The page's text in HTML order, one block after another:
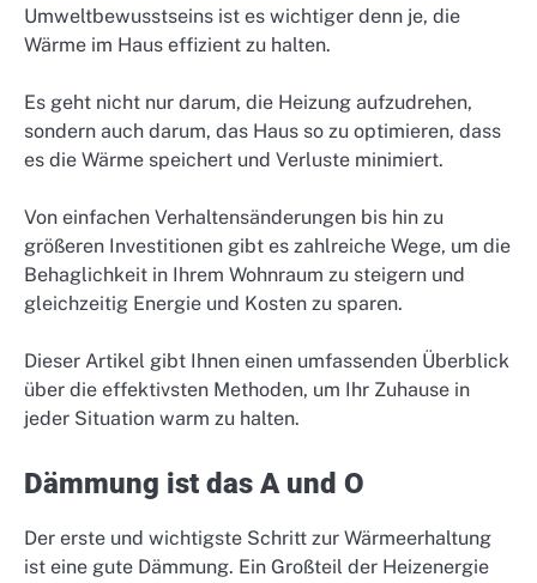
Umweltbewusstseins ist es wichtiger denn je, die
Wärme im Haus effizient zu halten.
Es geht nicht nur darum, die Heizung aufzudrehen,
sondern auch darum, das Haus so zu optimieren, dass
es die Wärme speichert und Verluste minimiert.
Von einfachen Verhaltensänderungen bis hin zu
größeren Investitionen gibt es zahlreiche Wege, um die
Behaglichkeit in Ihrem Wohnraum zu steigern und
gleichzeitig Energie und Kosten zu sparen.
Dieser Artikel gibt Ihnen einen umfassenden Überblick
über die effektivsten Methoden, um Ihr Zuhause in
jeder Situation warm zu halten.
Dämmung ist das A und O
Der erste und wichtigste Schritt zur Wärmeerhaltung
ist eine gute Dämmung. Ein Großteil der Heizenergie